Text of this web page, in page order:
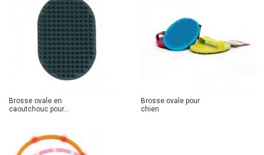
Brosse ovale en
caoutchouc pour...
Brosse ovale pour
chien